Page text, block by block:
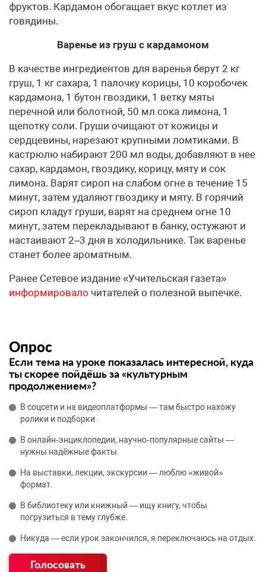
фруктов. Кардамон обогащает вкус котлет из
говядины.
Варенье из груш с кардамоном
В качестве ингредиентов для варенья берут 2 кг
груш, 1 кг сахара, 1 палочку корицы, 10 коробочек
кардамона, 1 бутон гвоздики, 1 ветку мяты
перечной или болотной, 50 мл сока лимона, 1
щепотку соли. Груши очищают от кожицы и
сердцевины, нарезают крупными ломтиками. В
кастрюлю набирают 200 мл воды, добавляют в нее
сахар, кардамон, гвоздику, корицу, мяту и сок
лимона. Варят сироп на слабом огне в течение 15
минут, затем удаляют гвоздику и мяту. В горячий
сироп кладут груши, варят на среднем огне 10
минут, затем перекладывают в банку, остужают и
настаивают 2–3 дня в холодильнике. Так варенье
станет более ароматным.
Ранее Сетевое издание «Учительская газета»
информировало читателей о полезной выпечке.
Опрос
Если тема на уроке показалась интересной, куда
ты скорее пойдёшь за «культурным
продолжением»?
В соцсети и на видеоплатформы — там быстро нахожу
ролики и подборки.
В онлайн‑энциклопедии, научно‑популярные сайты —
нужны надёжные факты.
На выставки, лекции, экскурсии — люблю «живой»
формат.
В библиотеку или книжный — ищу книгу, чтобы
погрузиться в тему глубже.
Никуда — если урок закончился, я переключаюсь на отдых.